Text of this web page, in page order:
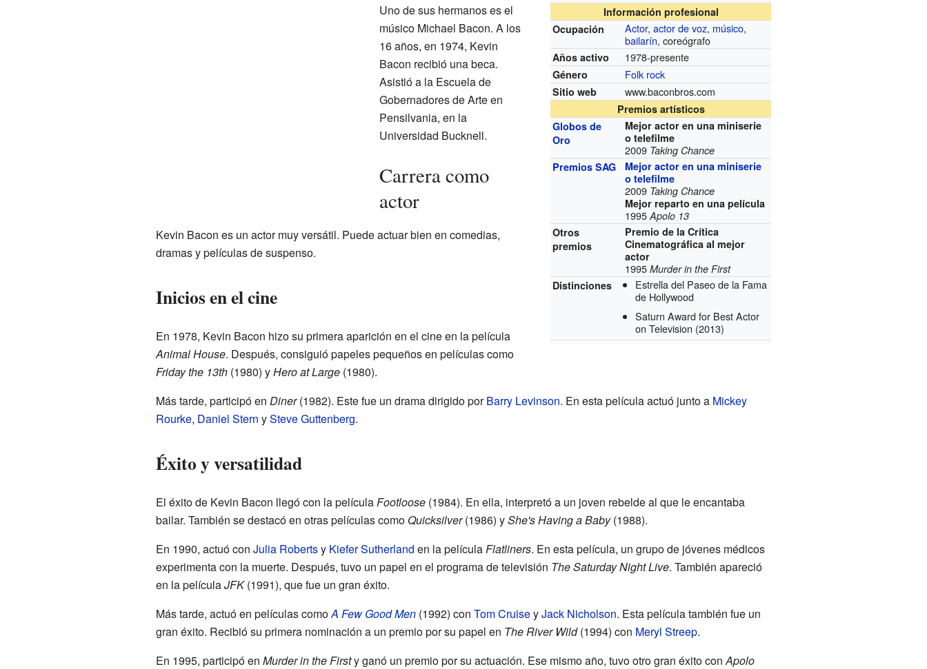
Información profesional
Ocupación
Actor,actor de voz, músico,
bailarín, coreógrafo
Años activo 1978-presente
Género Folk rock
Sitio web www.baconbros.com
Premios artísticos
Globos de
Oro
Mejor actor en una miniserie
o telefilme
2009 Taking Chance
Premios SAG
Mejor actor en una miniserie
o telefilme
2009 Taking Chance
Mejor reparto en una película
1995Apolo 13
Otros
premios
Premio de la Crítica
Cinematográfica al mejor
actor
1995Murder in the First
Distinciones
Estrella del Paseo de la Fama
de Hollywood
Saturn Award for Best Actor
on Television (2013)
Uno de sus hermanos es el
músico Michael Bacon. A los
16 años, en 1974, Kevin
Bacon recibió una beca.
Asistió a la Escuela de
Gobernadores de Arte en
Pensilvania, en la
Universidad Bucknell.
Carrera como
actor
Kevin Bacon es un actor muy versátil. Puede actuar bien en comedias,
dramas y películas de suspenso.
Inicios en el cine
En 1978, Kevin Bacon hizo su primera aparición en el cine en la película
Animal House. Después, consiguió papeles pequeños en películas como
Friday the 13th(1980) yHero at Large(1980).
Más tarde, participó en Diner(1982). Este fue un drama dirigido porBarry Levinson. En esta película actuó junto a Mickey
Rourke, Daniel Stern ySteve Guttenberg.
Éxito y versatilidad
El éxito de Kevin Bacon llegó con la películaFootloose(1984). En ella, interpretó a un joven rebelde al que le encantaba
bailar. También se destacó en otras películas como Quicksilver(1986) yShe's Having a Baby(1988).
En 1990, actuó con Julia Robertsy Kiefer Sutherland en la películaFlatliners. En esta película, un grupo de jóvenes médicos
experimenta con la muerte. Después, tuvo un papel en el programa de televisión The Saturday Night Live. También apareció
en la películaJFK(1991), que fue un gran éxito.
Más tarde, actuó en películas comoA Few Good Men(1992) con Tom CruiseyJack Nicholson. Esta película también fue un
gran éxito. Recibió su primera nominación a un premio por su papel en The River Wild(1994) con Meryl Streep.
En 1995, participó en Murder in the Firsty ganó un premio por su actuación. Ese mismo año, tuvo otro gran éxito conApolo